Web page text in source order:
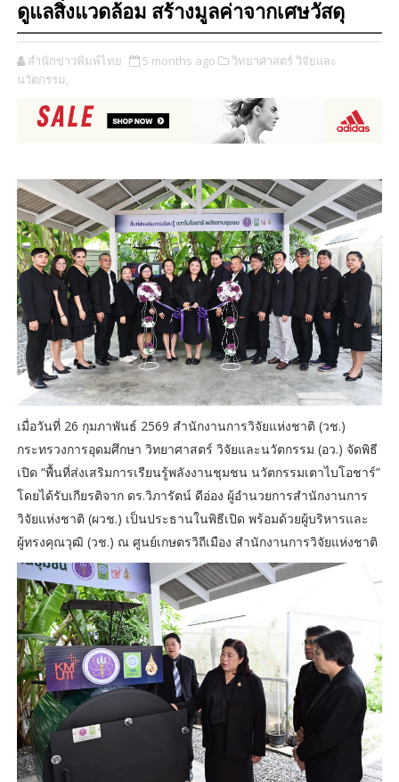
ดูแลสิ่งแวดล้อม สร้างมูลค่าจากเศษวัสดุ
สำนักข่าวพิมพ์ไทย 5 months ago
วิทยาศาสตร์ วิจัยและ
นวัตกรรม,
เมื่อวันที่ 26 กุมภาพันธ์ 2569 สำนักงานการวิจัยแห่งชาติ (วช.)
กระทรวงการอุดมศึกษา วิทยาศาสตร์ วิจัยและนวัตกรรม (อว.) จัดพิธี
เปิด “พื้นที่ส่งเสริมการเรียนรู้พลังงานชุมชน นวัตกรรมเตาไบโอชาร์”
โดยได้รับเกียรติจาก ดร.วิภารัตน์ ดีอ่อง ผู้อำนวยการสำนักงานการ
วิจัยแห่งชาติ (ผวช.) เป็นประธานในพิธีเปิด พร้อมด้วยผู้บริหารและ
ผู้ทรงคุณวุฒิ (วช.) ณ ศูนย์เกษตรวิถีเมือง สำนักงานการวิจัยแห่งชาติ